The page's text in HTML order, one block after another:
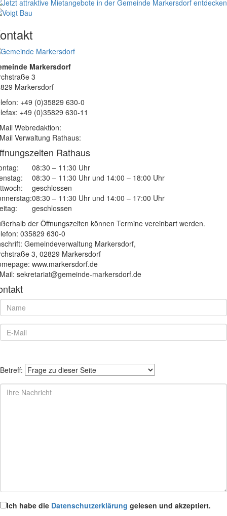
Markersdorf
3
Markersdorf
+49 (0)35829 630-0
+49 (0)35829 630-11
Webredaktion:
Verwaltung Rathaus:
Rathaus
08:30 – 11:30 Uhr
08:30 – 11:30 Uhr und 14:00 – 18:00 Uhr
geschlossen
08:30 – 11:30 Uhr und 14:00 – 17:00 Uhr
geschlossen
der Öffnungszeiten können Termine vereinbart werden.
035829 630-0
Gemeindeverwaltung Markersdorf,
3, 02829 Markersdorf
www.markersdorf.de
sekretariat@gemeinde-markersdorf.de
Betreff:
Ich habe die Datenschutzerklärung gelesen und akzeptiert.